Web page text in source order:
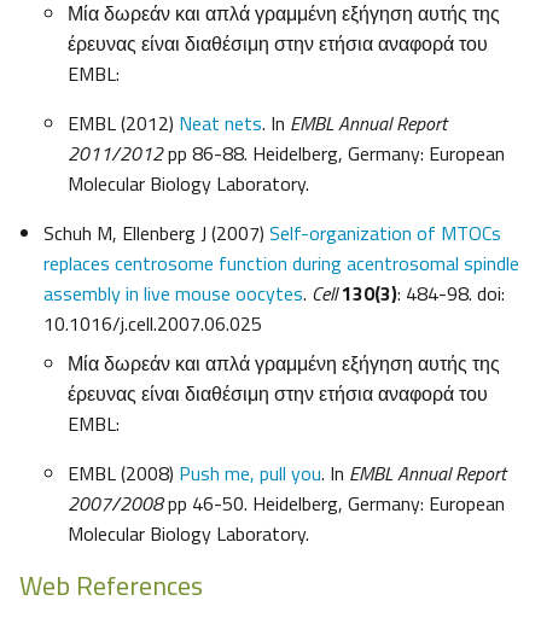
Μία δωρεάν και απλά γραμμένη εξήγηση αυτής της
έρευνας είναι διαθέσιμη στην ετήσια αναφορά του
EMBL:
EMBL (2012) Neat nets. In EMBL Annual Report
2011/2012pp 86-88. Heidelberg, Germany: European
Molecular Biology Laboratory.
Schuh M, Ellenberg J (2007) Self-organization of MTOCs
replaces centrosome function during acentrosomal spindle
assembly in live mouse oocytes. Cell130(3): 484-98. doi:
10.1016/j.cell.2007.06.025
Μία δωρεάν και απλά γραμμένη εξήγηση αυτής της
έρευνας είναι διαθέσιμη στην ετήσια αναφορά του
EMBL:
EMBL (2008) Push me, pull you. In EMBL Annual Report
2007/2008pp 46-50. Heidelberg, Germany: European
Molecular Biology Laboratory.
Web References